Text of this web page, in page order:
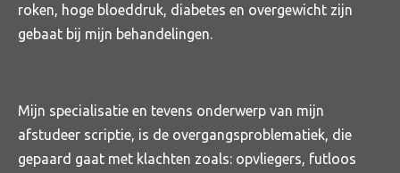
roken, hoge bloeddruk, diabetes en overgewicht zijn
gebaat bij mijn behandelingen.
Mijn specialisatie en tevens onderwerp van mijn
afstudeer scriptie, is de overgangsproblematiek, die
gepaard gaat met klachten zoals: opvliegers, futloos